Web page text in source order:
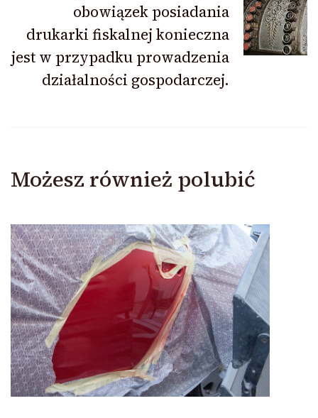
obowiązek posiadania
drukarki fiskalnej konieczna
jest w przypadku prowadzenia
działalności gospodarczej.
Możesz również polubić